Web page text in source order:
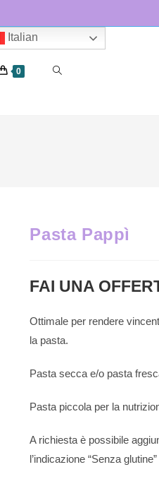
Italian
0 ATTIVA/DISATTIVA
SUL
Pasta Pappì
FAI UNA
Ottimale per rendere
la pasta.
Pasta secca e/o pasta
Pasta piccola per la
A richiesta è possibile
l’indicazione “Senza glutine”